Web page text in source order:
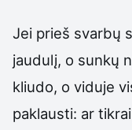
Jei prieš svarbų
jaudulį, o sunkų
kliudo, o viduje
paklausti: ar